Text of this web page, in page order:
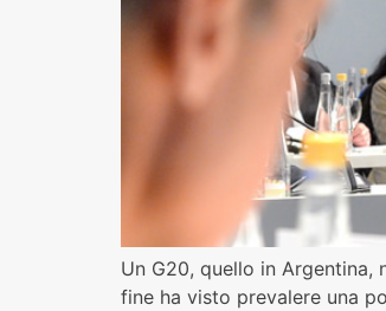
Un G20, quello in
fine ha visto prevalere una